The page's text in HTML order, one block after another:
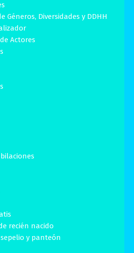
Géneros, Diversidades y DDHH
Actores
recién nacido
sepelio y panteón